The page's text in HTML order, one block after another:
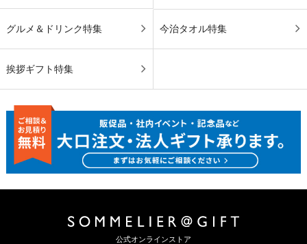
グルメ＆ドリンク特集 今治タオル特集
挨拶ギフト特集
公式オンラインストア